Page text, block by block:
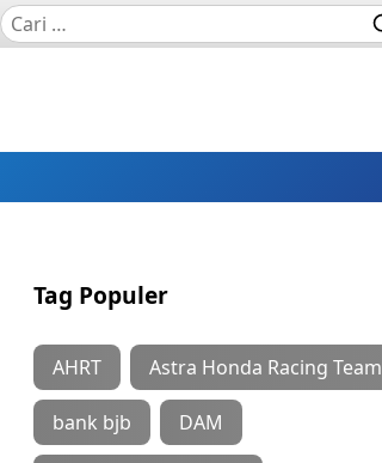
Tag Populer
AHRT Astra Honda Racing Team
bank bjb DAM